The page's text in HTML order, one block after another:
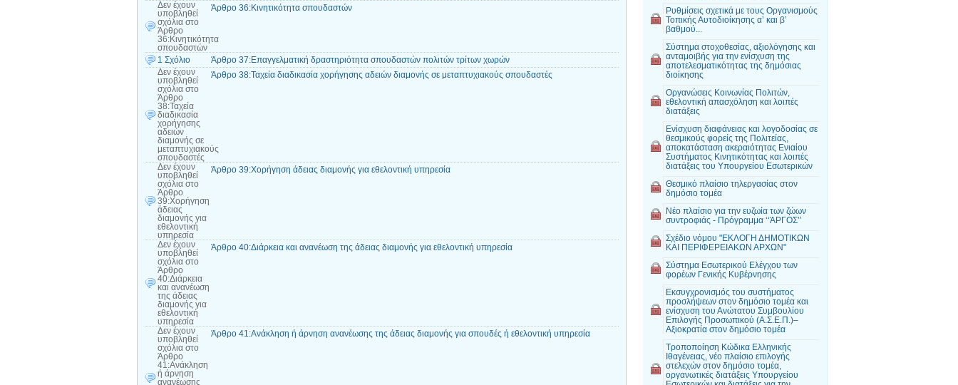
Δεν έχουν
υποβληθεί
σχόλια στο
Άρθρο
36:Κινητικότητα
σπουδαστών
Άρθρο 36:Κινητικότητα σπουδαστών
1 Σχόλιο
Άρθρο 37:Επαγγελματική δραστηριότητα σπουδαστών πολιτών τρίτων χωρών
Δεν έχουν
υποβληθεί
σχόλια στο
Άρθρο
38:Ταχεία
διαδικασία
χορήγησης
αδειών
διαμονής σε
μεταπτυχιακούς
σπουδαστές
Άρθρο 38:Ταχεία διαδικασία χορήγησης αδειών διαμονής σε μεταπτυχιακούς σπουδαστές
Δεν έχουν
υποβληθεί
σχόλια στο
Άρθρο
39:Χορήγηση
άδειας
διαμονής για
εθελοντική
υπηρεσία
Άρθρο 39:Χορήγηση άδειας διαμονής για εθελοντική υπηρεσία
Δεν έχουν
υποβληθεί
σχόλια στο
Άρθρο
40:Διάρκεια
και ανανέωση
της άδειας
διαμονής για
εθελοντική
υπηρεσία
Άρθρο 40:Διάρκεια και ανανέωση της άδειας διαμονής για εθελοντική υπηρεσία
Δεν έχουν
υποβληθεί
σχόλια στο
Άρθρο
41:Ανάκληση
ή άρνηση
ανανέωσης
Άρθρο 41:Ανάκληση ή άρνηση ανανέωσης της άδειας διαμονής για σπουδές ή εθελοντική υπηρεσία
Ρυθμίσεις σχετικά με τους Οργανισμούς
Τοπικής Αυτοδιοίκησης α’ και β’
βαθμού...
Σύστημα στοχοθεσίας, αξιολόγησης και
ανταμοιβής για την ενίσχυση της
αποτελεσματικότητας της δημόσιας
διοίκησης
Οργανώσεις Κοινωνίας Πολιτών,
εθελοντική απασχόληση και λοιπές
διατάξεις
Ενίσχυση διαφάνειας και λογοδοσίας σε
θεσμικούς φορείς της Πολιτείας,
αποκατάσταση ακεραιότητας Ενιαίου
Συστήματος Κινητικότητας και λοιπές
διατάξεις του Υπουργείου Εσωτερικών
Θεσμικό πλαίσιο τηλεργασίας στον
δημόσιο τομέα
Νέο πλαίσιο για την ευζωία των ζώων
συντροφιάς - Πρόγραμμα ‘‘ΆΡΓΟΣ’’
Σχέδιο νόμου "ΕΚΛΟΓΗ ΔΗΜΟΤΙΚΩΝ
ΚΑΙ ΠΕΡΙΦΕΡΕΙΑΚΩΝ ΑΡΧΩΝ"
Σύστημα Εσωτερικού Ελέγχου των
φορέων Γενικής Κυβέρνησης
Εκσυγχρονισμός του συστήματος
προσλήψεων στον δημόσιο τομέα και
ενίσχυση του Ανώτατου Συμβουλίου
Επιλογής Προσωπικού (Α.Σ.Ε.Π.)–
Αξιοκρατία στον δημόσιο τομέα
Τροποποίηση Κώδικα Ελληνικής
Ιθαγένειας, νέο πλαίσιο επιλογής
στελεχών στον δημόσιο τομέα,
οργανωτικές διατάξεις Υπουργείου